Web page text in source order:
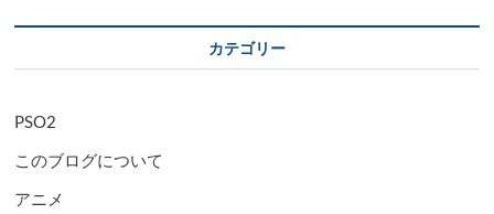
カテゴリー
PSO2
このブログについて
アニメ